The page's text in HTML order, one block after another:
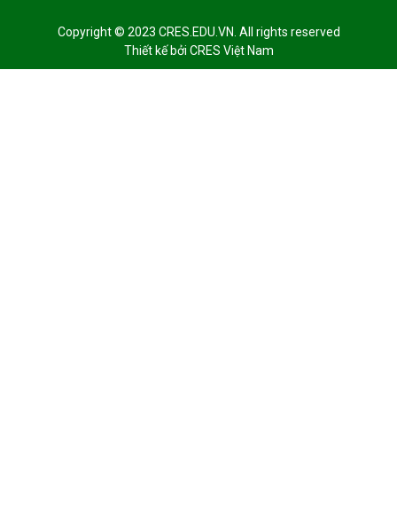
Copyright © 2023 CRES.EDU.VN. All rights reserved
Thiết kế bởi CRES Việt Nam